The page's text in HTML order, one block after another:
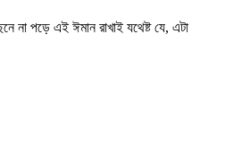
পড়ে এই ঈমান রাখাই যথেষ্ট যে, এটা